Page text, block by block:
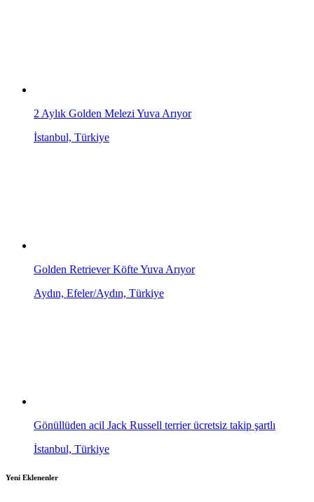
2 Aylık Golden Melezi Yuva Arıyor
İstanbul, Türkiye
Golden Retriever Köfte Yuva Arıyor
Aydın, Efeler/Aydın, Türkiye
Gönüllüden acil Jack Russell terrier ücretsiz takip şartlı
İstanbul, Türkiye
Yeni Eklenenler